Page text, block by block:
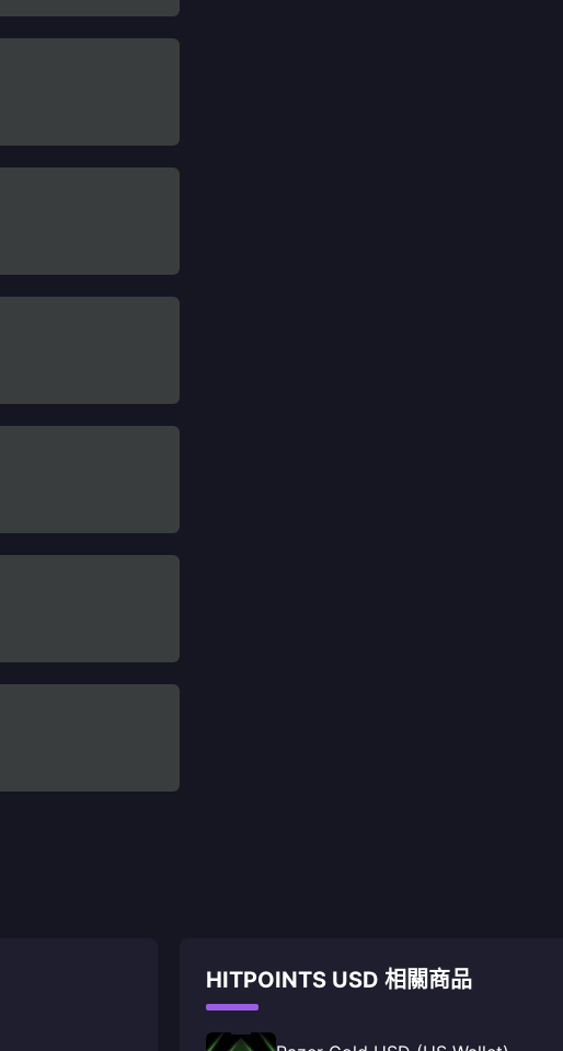
HITPOINTS USD 相關商品